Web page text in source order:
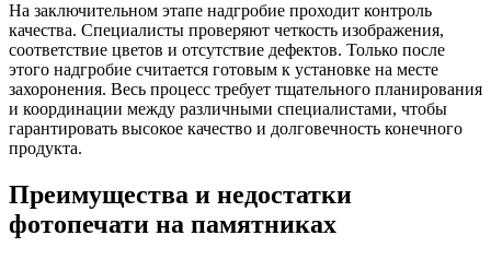
На заключительном этапе надгробие проходит контроль
качества. Специалисты проверяют четкость изображения,
соответствие цветов и отсутствие дефектов. Только после
этого надгробие считается готовым к установке на месте
захоронения. Весь процесс требует тщательного планирования
и координации между различными специалистами, чтобы
гарантировать высокое качество и долговечность конечного
продукта.
Преимущества и недостатки
фотопечати на памятниках